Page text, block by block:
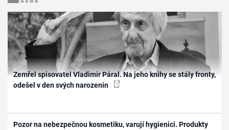
Zemřel spisovatel Vladimír Páral. Na jeho knihy se stály fronty,
odešel v den svých narozenin
Pozor na nebezpečnou kosmetiku, varují hygienici. Produkty